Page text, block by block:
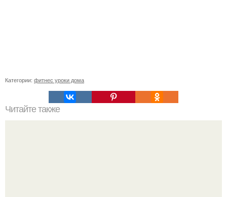
Категории: фитнес уроки дома
Читайте также